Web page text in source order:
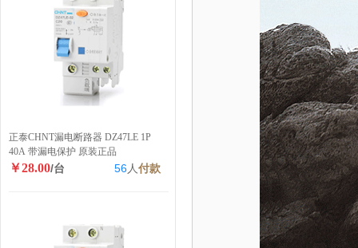
正泰CHNT漏电断路器 DZ47LE 1P
40A 带漏电保护 原装正品
￥28.00/台 56人付款